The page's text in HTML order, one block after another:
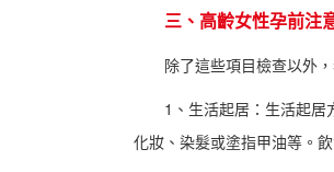
三、高齡女性孕前注
除了這些項目檢查以外
1、生活起居：生活起
化妝、染髮或塗指甲油等。